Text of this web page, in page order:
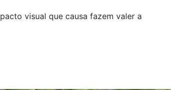
visual que causa fazem valer a